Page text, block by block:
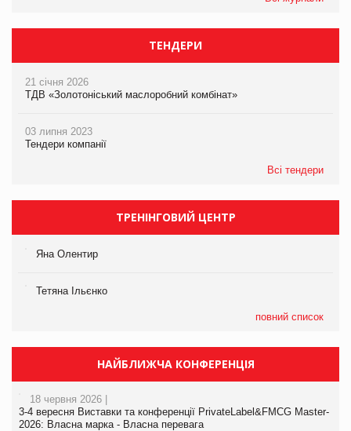
ТЕНДЕРИ
21 січня 2026
ТДВ «Золотоніський маслоробний комбінат»
03 липня 2023
Тендери компанії
Всі тендери
ТРЕНІНГОВИЙ ЦЕНТР
Яна Олентир
Тетяна Ільєнко
повний список
НАЙБЛИЖЧА КОНФЕРЕНЦІЯ
18 червня 2026 |
3-4 вересня Виставки та конференції PrivateLabel&FMCG Master-
2026: Власна марка - Власна перевага